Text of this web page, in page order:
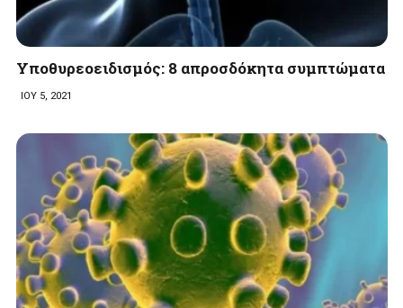
Yποθυρεοειδισμός: 8 απροσδόκητα συμπτώματα
ΙΟΥ 5, 2021